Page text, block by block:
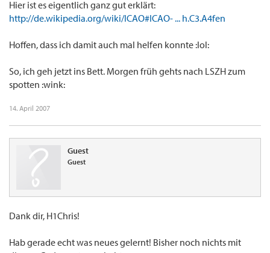
Hier ist es eigentlich ganz gut erklärt:
http://de.wikipedia.org/wiki/ICAO#ICAO- ... h.C3.A4fen
Hoffen, dass ich damit auch mal helfen konnte :lol:
So, ich geh jetzt ins Bett. Morgen früh gehts nach LSZH zum
spotten :wink:
14. April 2007
Guest
Guest
Dank dir, H1Chris!
Hab gerade echt was neues gelernt! Bisher noch nichts mit